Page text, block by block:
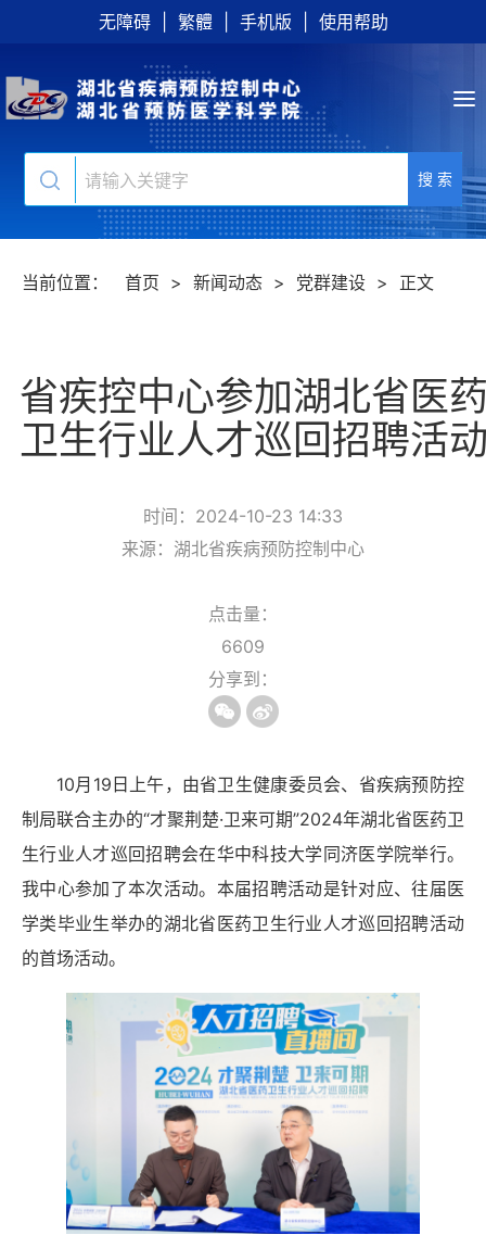
无障碍 繁體 手机版 使用帮助
搜 索
当前位置： 首页 > 新闻动态 > 党群建设 > 正文
省疾控中心参加湖北省医
卫生行业人才巡回招聘活
时间：2024-10-23 14:33
来源：湖北省疾病预防控制中心
点击量：
6609
分享到：
10月19日上午，由省卫生健康委员会、省疾病预防控
制局联合主办的“才聚荆楚·卫来可期”2024年湖北省医药卫
生行业人才巡回招聘会在华中科技大学同济医学院举行。
我中心参加了本次活动。本届招聘活动是针对应、往届医
学类毕业生举办的湖北省医药卫生行业人才巡回招聘活动
的首场活动。